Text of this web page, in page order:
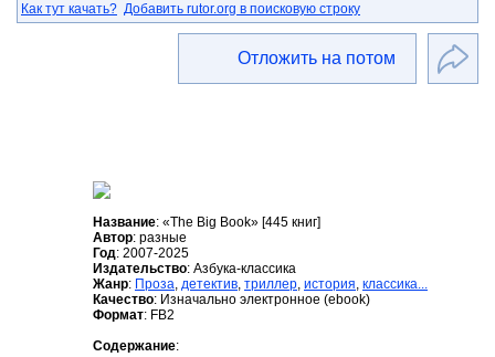
Как тут качать? Добавить rutor.org в поисковую строку
Отложить на потом
Название: «The Big Book» [445 книг]
Автор: разные
Год: 2007-2025
Издательство: Азбука-классика
Жанр: Проза, детектив, триллер, история, классика...
Качество: Изначально электронное (ebook)
Формат: FB2
Содержание: